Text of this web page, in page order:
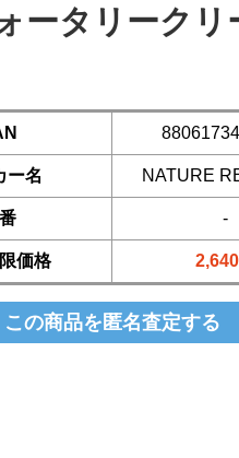
ータリークリ
ー名 NATURE
-
価格